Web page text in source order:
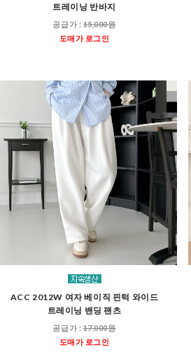
트레이닝 반바지
공급가 :15,000원
도매가 로그인
ACC 2012W 여자 베이직 핀턱 와이드
트레이닝 밴딩 팬츠
공급가 :17,000원
도매가 로그인